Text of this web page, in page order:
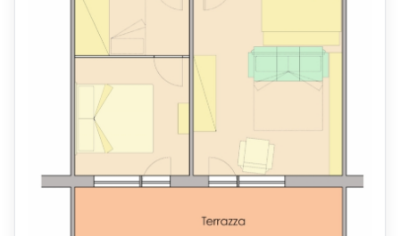
ed il Primo Impianto di Risalita raggiungibile con pochi passi a
è quello della Seggiovia Quadriposto della Pista da Sci La Riva.
Via delle Motte, è una Zona ubicata a ridosso e molto vicino al
Centro del Paese di Abetone,